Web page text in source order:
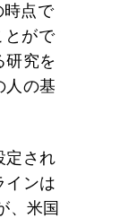
時点で
とがで
研究を
人の基
定され
インは
、米国